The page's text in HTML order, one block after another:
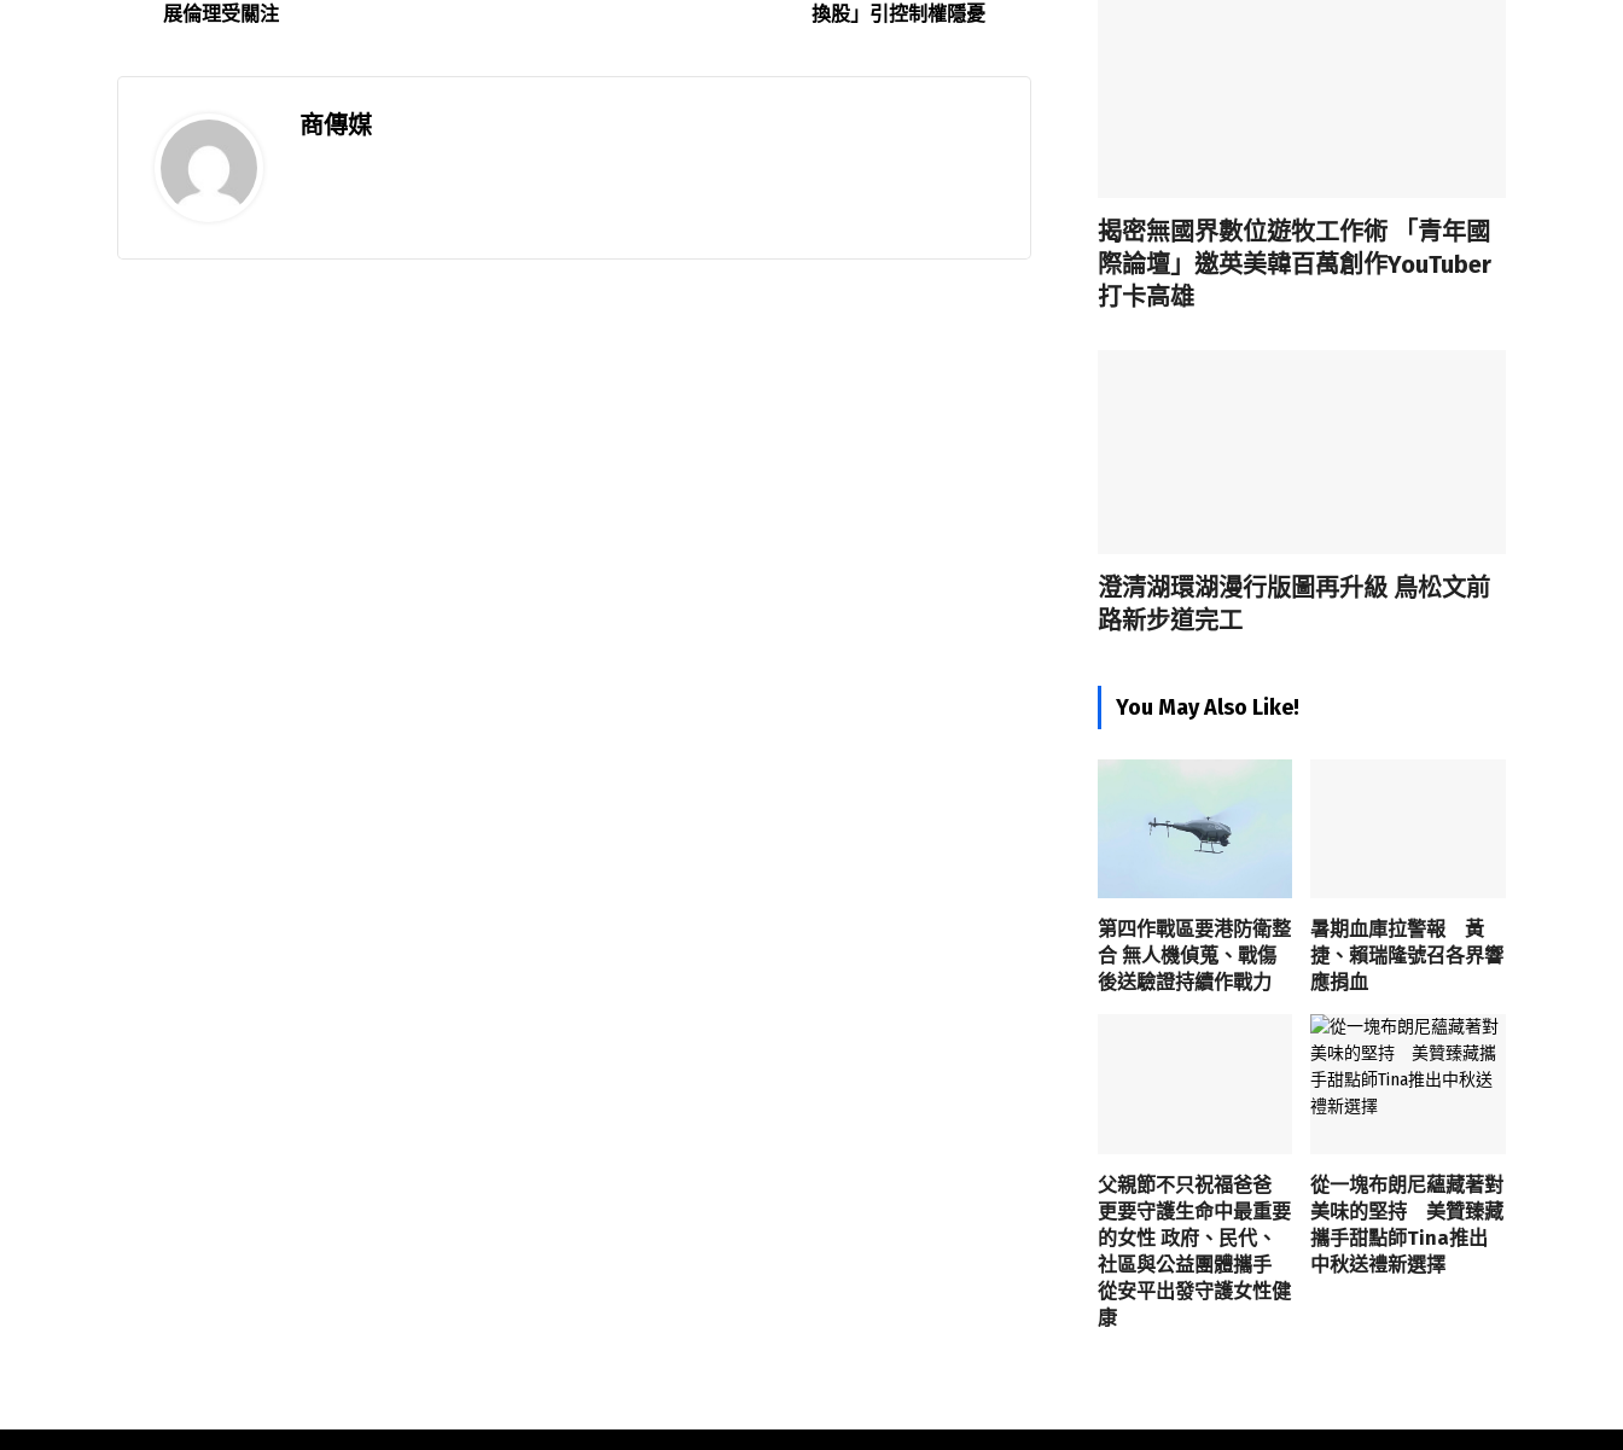
展倫理受關注
換股」引控制權隱憂
商傳媒
揭密無國界數位遊牧工作術 「青年國
際論壇」邀英美韓百萬創作YouTuber
打卡高雄
澄清湖環湖漫行版圖再升級 鳥松文前
路新步道完工
You May Also Like!
第四作戰區要港防衛整
合 無人機偵蒐、戰傷
後送驗證持續作戰力
暑期血庫拉警報 黃
捷、賴瑞隆號召各界響
應捐血
父親節不只祝福爸爸
更要守護生命中最重要
的女性 政府、民代、
社區與公益團體攜手
從安平出發守護女性健
康
從一塊布朗尼蘊藏著對
美味的堅持 美贊臻藏
攜手甜點師Tina推出
中秋送禮新選擇